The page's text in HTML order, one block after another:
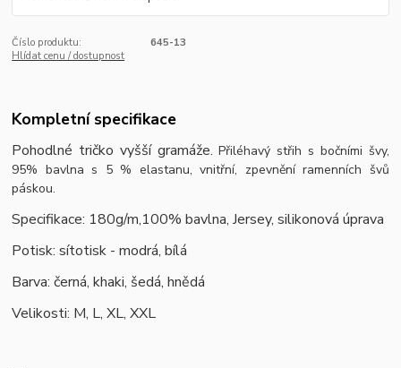
Číslo produktu:
645-13
Hlídat cenu / dostupnost
Kompletní specifikace
Pohodlné tričko vyšší gramáže. Přiléhavý střih s bočními švy,
95% bavlna s 5 % elastanu, vnitřní, zpevnění ramenních švů
páskou.
Specifikace: 180g/m,100% bavlna, Jersey, silikonová úprava
Potisk: sítotisk - modrá, bílá
Barva: černá, khaki, šedá, hnědá
Velikosti: M, L, XL, XXL